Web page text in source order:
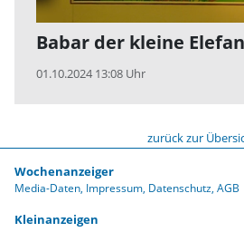
Babar der kleine
01.10.2024 13:08 Uhr
zurück zur
Wochenanzeiger
Media-Daten Impressum Datenschutz AGB
Kleinanzeigen